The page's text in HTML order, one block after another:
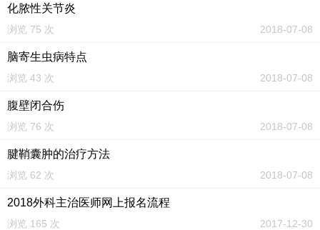
化脓性关节炎
浏览 75 次 2018-07-08
脑寄生虫病特点
浏览 43 次 2018-07-08
腹壁闭合伤
浏览 76 次 2018-07-08
腱鞘囊肿的治疗方法
浏览 62 次 2018-07-08
2018外科主治医师网上报名流程
浏览 165 次 2017-12-30